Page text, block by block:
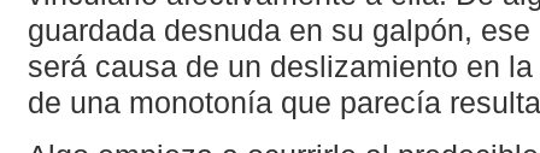
guardada desnuda en su galpón,
será causa de un deslizamiento en
de una monotonía que parecía